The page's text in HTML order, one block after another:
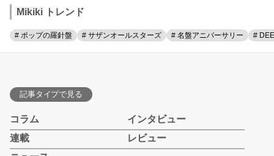
Mikiki トレンド
# ポップの羅針盤 # サザンオールスターズ # 名盤アニバーサリー #
記事タイプで見る
コラム
インタビュー
連載
レビュー